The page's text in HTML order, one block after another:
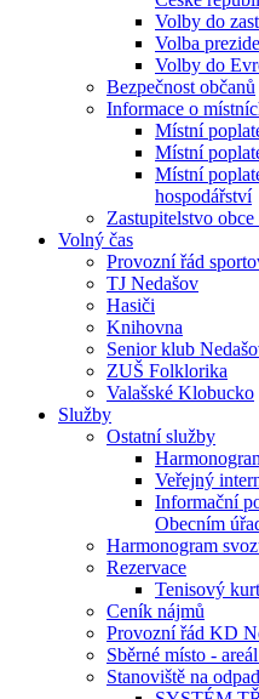
Volby do
Volba
Volby do
Bezpečnost občanů
Informace o
Místní
Místní
Místní
hospodářství
Zastupitelstvo
Volný čas
Provozní řád
TJ Nedašov
Hasiči
Knihovna
Senior klub
ZUŠ Folklorika
Valašské Klobucko
Služby
Ostatní služby
Veřejný
Informační
Obecním
Harmonogram
Rezervace
Tenisový kurt
Ceník nájmů
Provozní řád KD
Sběrné místo -
Stanoviště na